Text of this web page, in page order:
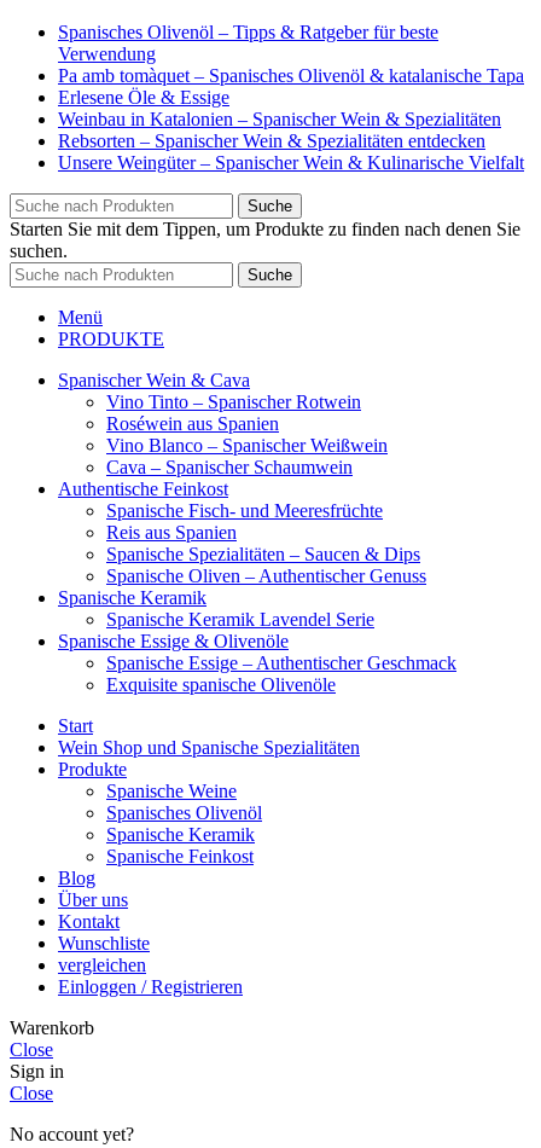
Spanisches Olivenöl – Tipps & Ratgeber für beste
Verwendung
Pa amb tomàquet – Spanisches Olivenöl & katalanische Tapa
Erlesene Öle & Essige
Weinbau in Katalonien – Spanischer Wein & Spezialitäten
Rebsorten – Spanischer Wein & Spezialitäten entdecken
Unsere Weingüter – Spanischer Wein & Kulinarische Vielfalt
Suche
Starten Sie mit dem Tippen, um Produkte zu finden nach denen Sie
suchen.
Suche
Menü
PRODUKTE
Spanischer Wein & Cava
Vino Tinto – Spanischer Rotwein
Roséwein aus Spanien
Vino Blanco – Spanischer Weißwein
Cava – Spanischer Schaumwein
Authentische Feinkost
Spanische Fisch- und Meeresfrüchte
Reis aus Spanien
Spanische Spezialitäten – Saucen & Dips
Spanische Oliven – Authentischer Genuss
Spanische Keramik
Spanische Keramik Lavendel Serie
Spanische Essige & Olivenöle
Spanische Essige – Authentischer Geschmack
Exquisite spanische Olivenöle
Start
Wein Shop und Spanische Spezialitäten
Produkte
Spanische Weine
Spanisches Olivenöl
Spanische Keramik
Spanische Feinkost
Blog
Über uns
Kontakt
Wunschliste
vergleichen
Einloggen / Registrieren
Warenkorb
Close
Sign in
Close
No account yet?